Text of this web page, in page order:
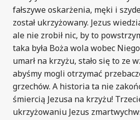
fałszywe oskarżenia, męki i
został ukrzyżowany. Jezus
ale nie zrobił nic, by to
taka była Boża wola wobec
umarł na krzyżu, stało się to ze
abyśmy mogli otrzymać
grzechów. A historia ta nie
śmiercią Jezusa na krzyżu!
ukrzyżowaniu Jezus